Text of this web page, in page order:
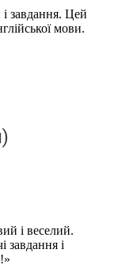
завдання. Цей
мови.
і веселий.
завдання і